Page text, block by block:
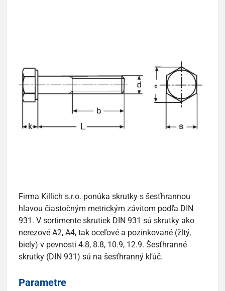
Firma Killich s.r.o. ponúka skrutky s šesťhrannou
hlavou čiastočným metrickým závitom podľa DIN
931. V sortimente skrutiek DIN 931 sú skrutky ako
nerezové A2, A4, tak oceľové a pozinkované (žltý,
biely) v pevnosti 4.8, 8.8, 10.9, 12.9. Šesťhranné
skrutky (DIN 931) sú na šesťhranný kľúč.
Parametre